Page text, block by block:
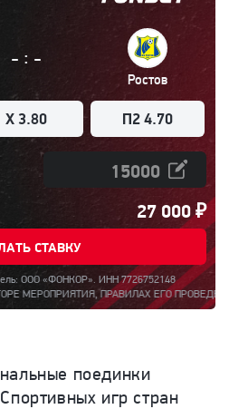
- : -
X 3.80
Ростов
П2 4.70
27 000₽
СТАВКУ
ООО «ФОНКОР». ИНН 7726752148
ПРАВИЛАХ ЕГО
поединки
игр стран